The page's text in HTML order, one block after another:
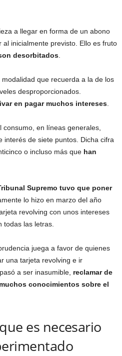
a llegar en forma de un abono
inicialmente previsto. Ello es fruto
desorbitados.
que recuerda a la de los
desproporcionados.
en pagar muchos intereses.
consumo, en líneas generales,
interés de siete puntos. Dicha cifra
o incluso más que han
Supremo tuvo que poner
lo hizo en marzo del año
revolving con unos intereses
todas las letras.
juega a favor de quienes
una tarjeta revolving e ir
a ser inasumible, reclamar de
conocimientos sobre el
es necesario